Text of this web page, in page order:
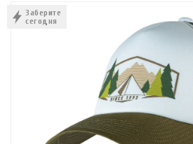
Заберите
сегодня